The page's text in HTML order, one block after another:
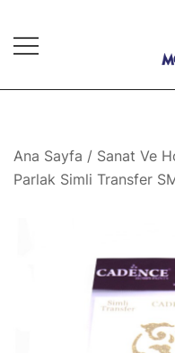
content
Ana Sayfa / Sanat Ve
Parlak Simli Transfer